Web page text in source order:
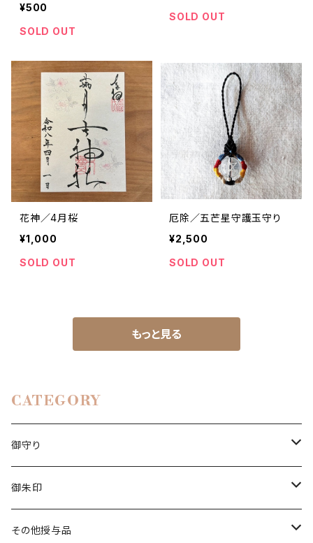
¥500
SOLD OUT
SOLD OUT
花神／4月桜
¥1,000
SOLD OUT
厄除／五芒星守護玉守り
¥2,500
SOLD OUT
もっと見る
CATEGORY
御守り
白い茅の輪守り
立願成就守り
御朱印
香り御朱印
その他授与品